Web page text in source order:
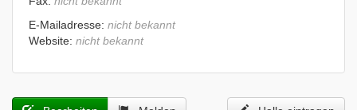
E-Mailadresse: nicht bekannt
Website: nicht bekannt